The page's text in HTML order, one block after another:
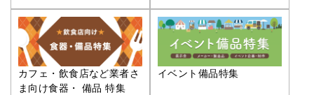
カフェ・飲食店など業者さ
ま向け食器・ 備品 特集
イベント備品特集